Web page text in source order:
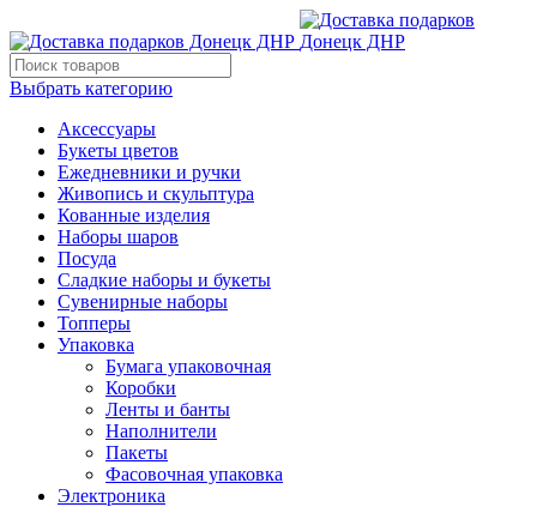
Выбрать категорию
Аксессуары
Букеты цветов
Ежедневники и ручки
Живопись и скульптура
Кованные изделия
Наборы шаров
Посуда
Сладкие наборы и букеты
Сувенирные наборы
Топперы
Упаковка
Бумага упаковочная
Коробки
Ленты и банты
Наполнители
Пакеты
Фасовочная упаковка
Электроника